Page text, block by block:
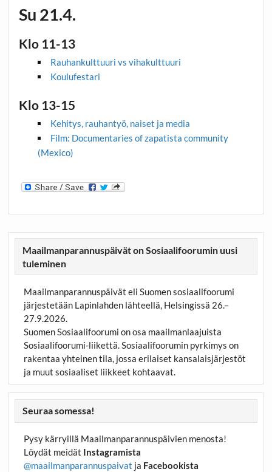
Su 21.4.
Klo 11-13
Rauhankulttuuri vs vihakulttuuri
Koulufestari
Klo 13-15
Kehitys, rauhantyö, naiset ja media
Film: Documentaries of zapatista community
(Mexico)
Maailmanparannuspäivät on Sosiaalifoorumin uusi
tuleminen
Maailmanparannuspäivät eli Suomen sosiaalifoorumi
järjestetään Lapinlahden lähteellä, Helsingissä 26.–
27.9.2026.
Suomen Sosiaalifoorumi on osa maailmanlaajuista
Sosiaalifoorumi-liikettä. Sosiaalifoorumin pyrkimys on
rakentaa yhteinen tila, jossa erilaiset kansalaisjärjestöt
ja muut sosiaaliset liikkeet kohtaavat.
Seuraa somessa!
Pysy kärryillä Maailmanparannuspäivien menosta!
Löydät meidät Instagramista
@maailmanparannuspaivat ja Facebookista